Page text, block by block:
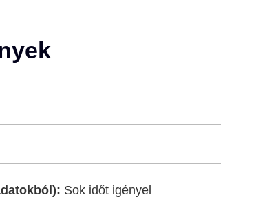
Sok időt igényel